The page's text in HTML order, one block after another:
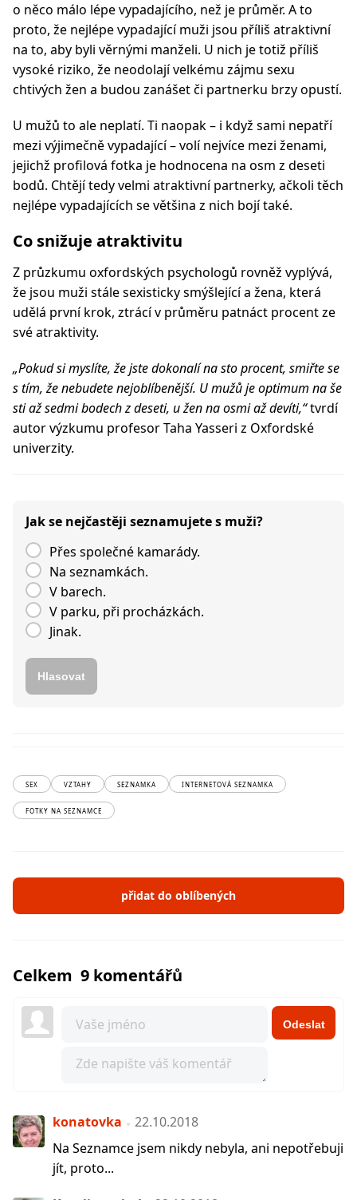
o něco málo lépe vypadajícího, než je průměr. A to
proto, že nejlépe vypadající muži jsou příliš atraktivní
na to, aby byli věrnými manželi. U nich je totiž příliš
vysoké riziko, že neodolají velkému zájmu sexu
chtivých žen a budou zanášet či partnerku brzy opustí.
U mužů to ale neplatí. Ti naopak – i když sami nepatří
mezi výjimečně vypadající – volí nejvíce mezi ženami,
jejichž profilová fotka je hodnocena na osm z deseti
bodů. Chtějí tedy velmi atraktivní partnerky, ačkoli těch
nejlépe vypadajících se většina z nich bojí také.
Co snižuje atraktivitu
Z průzkumu oxfordských psychologů rovněž vyplývá,
že jsou muži stále sexisticky smýšlející a žena, která
udělá první krok, ztrácí v průměru patnáct procent ze
své atraktivity.
„Pokud si myslíte, že jste dokonalí na sto procent, smiřte se
s tím, že nebudete nejoblíbenější. U mužů je optimum na še
sti až sedmi bodech z deseti, u žen na osmi až devíti,“tvrdí
autor výzkumu profesor Taha Yasseri z Oxfordské
univerzity.
Jak se nejčastěji seznamujete s muži?
Přes společné kamarády.
Na seznamkách.
V barech.
V parku, při procházkách.
Jinak.
Hlasovat
SEX VZTAHY SEZNAMKA INTERNETOVÁ SEZNAMKA
FOTKY NA SEZNAMCE
přidat do oblíbených
Celkem 9 komentářů
Odeslat
konatovka
22.10.2018
Na Seznamce jsem nikdy nebyla, ani nepotřebuji
jít, proto...